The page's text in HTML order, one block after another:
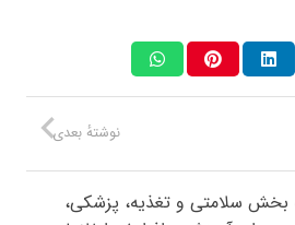
نوشتهٔ بعدی
بخش سلامتی و تغذیه، پزشکی،